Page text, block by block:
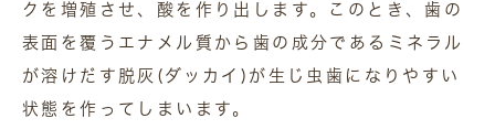
クを増殖させ、酸を作り出します。このとき、歯の
表面を覆うエナメル質から歯の成分であるミネラル
が溶けだす脱灰(ダッカイ)が生じ虫歯になりやすい
状態を作ってしまいます。